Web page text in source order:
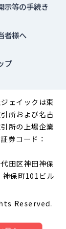
示等の手続き
者様へ
プ
ェイックは東
所および名古
所の上場企業
券コード：
田区神田神保
保町101ビル
Reserved.